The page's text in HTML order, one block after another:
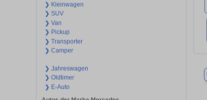
❯ Kleinwagen
❯ SUV
❯ Van
❯ Pickup
❯ Transporter
❯ Camper
❯ Jahreswagen
❯ Oldtimer
❯ E-Auto